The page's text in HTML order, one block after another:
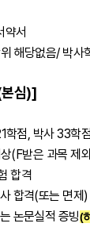
약서
해당없음/ 박사
심)]
학점, 박사 33학
(F받은 과목 제
합격
합격(또는 면제)
논문실적 증빙(